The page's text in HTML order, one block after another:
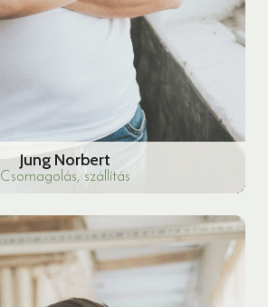
Jung Norbert
Csomagolás, szállítás